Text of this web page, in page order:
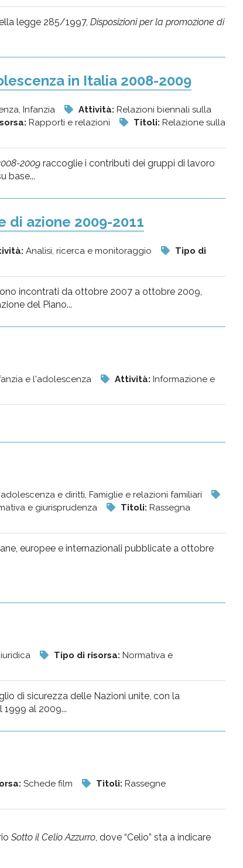
legge 285/1997, Disposizioni per la promozione di
in Italia 2008-2009
Infanzia Attività: Relazioni biennali sulla
Rapporti e relazioni Titoli: Relazione sulla
2009raccoglie i contributi dei gruppi di lavoro
base...
di azione 2009-2011
Analisi, ricerca e monitoraggio
Tipo di
incontrati da ottobre 2007 a ottobre 2009,
del Piano...
e l'adolescenza Attività: Informazione e
e diritti, Famiglie e relazioni familiari
e giurisprudenza Titoli: Rassegna
europee e internazionali pubblicate a ottobre
Tipo di risorsa: Normativa e
di sicurezza delle Nazioni unite, con la
al 2009...
Schede film Titoli: Rassegne
Sotto il Celio Azzurro, dove “Celio” sta a indicare